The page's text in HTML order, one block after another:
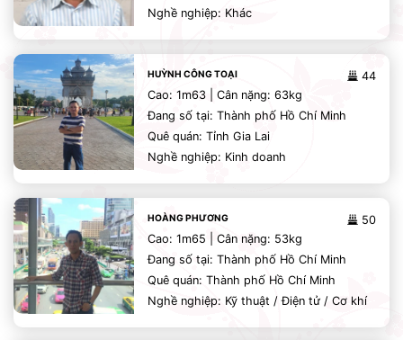
Nghề nghiệp: Khác
44
HUỲNH CÔNG TOẠI
Cao: 1m63 | Cân nặng: 63kg
Đang số tại: Thành phố Hồ Chí Minh
Quê quán: Tỉnh Gia Lai
Nghề nghiệp: Kinh doanh
50
HOÀNG PHƯƠNG
Cao: 1m65 | Cân nặng: 53kg
Đang số tại: Thành phố Hồ Chí Minh
Quê quán: Thành phố Hồ Chí Minh
Nghề nghiệp: Kỹ thuật / Điện tử / Cơ khí